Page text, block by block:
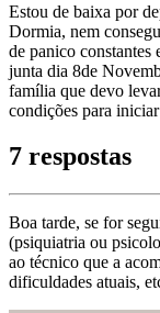
Estou de baixa por
Dormia, nem
de panico constantes
junta dia 8de
família que devo
condições para
7 respostas
Boa tarde, se for
(psiquiatria ou
ao técnico que a
dificuldades atuais,